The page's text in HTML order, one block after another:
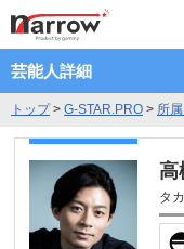
芸能人詳細
トップ> G-STAR.PRO > 所
タ